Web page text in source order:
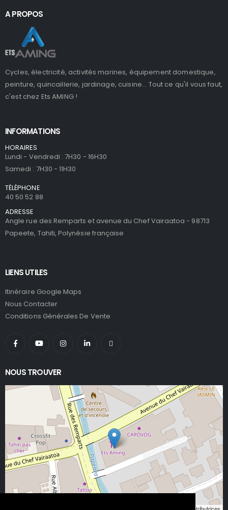
A PROPOS
Cycles, électricité, activités marines, équipement domestique,
peinture, quincaillerie, jardinage, cuisine... Tout ce qu'il vous faut,
c'est chez Ets AMING !
INFORMATIONS
HORAIRES
Lundi - Vendredi : 7H30 - 16H30
Samedi : 7H30 - 11H30
TÉLÉPHONE
40 50 52 88
ADRESSE
Angle rue des Remparts et avenue du Chef Vairaatoa - 98713
Papeete, Tahiti, Polynésie française
LIENS UTILES
Itinéraire Google Maps
Nous Contacter
Conditions Générales De Vente
NOUS TROUVER